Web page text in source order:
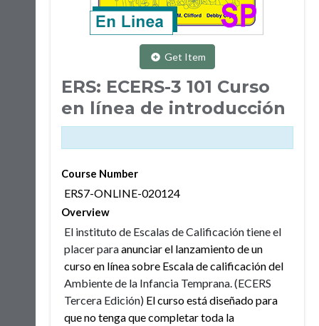
Get Item
ERS: ECERS-3 101 Curso
en línea de introducción
Course Number
ERS7-ONLINE-020124
Overview
El instituto de Escalas de Calificación tiene el
placer paraanunciar el lanzamiento de un
curso en línea sobre Escala de calificación del
Ambiente de la Infancia Temprana. (ECERS
Tercera Edición) El curso está diseñado para
que no tenga que completar toda la